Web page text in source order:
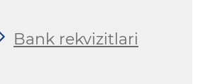
Bank rekvizitlari